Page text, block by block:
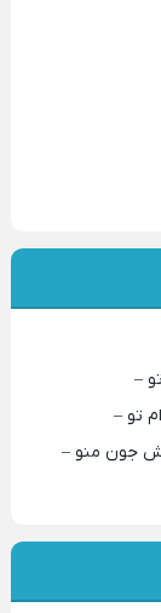
–
تو –
جون منو –